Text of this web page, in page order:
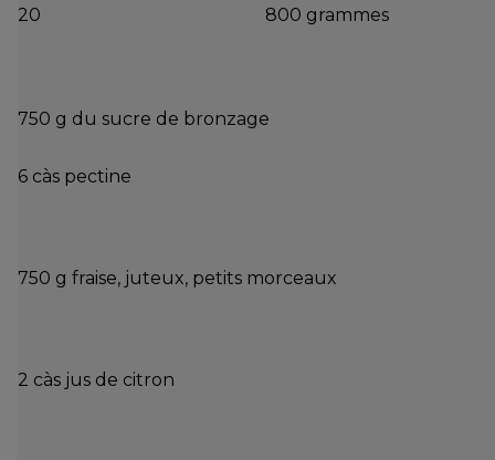
20 800 grammes
750 g du sucre de bronzage
6 càs pectine
750 g fraise, juteux, petits morceaux
2 càs jus de citron